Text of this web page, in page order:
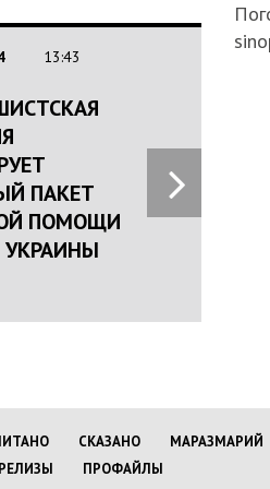
13:43
ПАКЕТ
ПОМОЩИ
УКРАИНЫ
СКАЗАНО МАРАЗМАРИЙ
ПРОФАЙЛЫ